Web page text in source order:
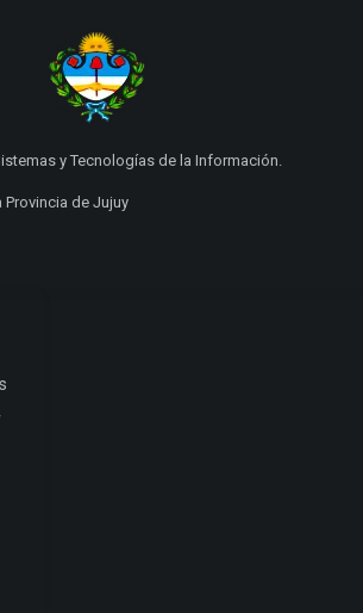
y Tecnologías de la Información.
de Jujuy